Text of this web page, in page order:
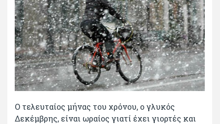
Ο τελευταίος μήνας του χρόνου, ο γλυκός
Δεκέμβρης, είναι ωραίος γιατί έχει γιορτές και